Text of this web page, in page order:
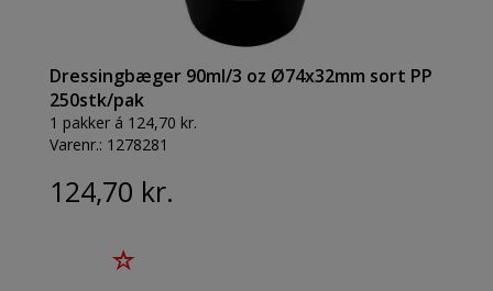
Dressingbæger 90ml/3 oz Ø74x32mm sort PP
250stk/pak
1 pakker á 124,70 kr.
Varenr.: 1278281
124,70 kr.